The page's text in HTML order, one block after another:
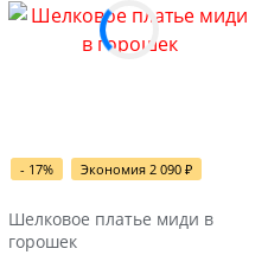
- 17% Экономия 2 090 ₽
Шелковое платье миди в
горошек